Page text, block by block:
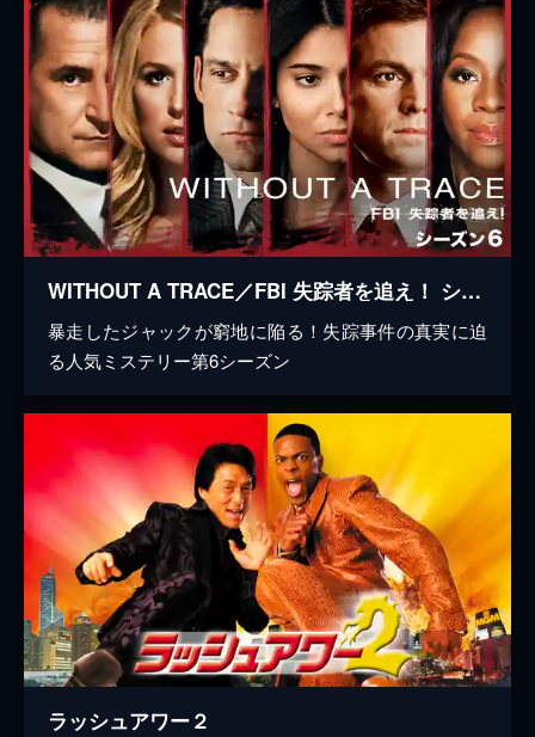
WITHOUT A TRACE／FBI 失踪者を追え！ シーズン6
暴走したジャックが窮地に陥る！失踪事件の真実に迫
る人気ミステリー第6シーズン
ラッシュアワー２